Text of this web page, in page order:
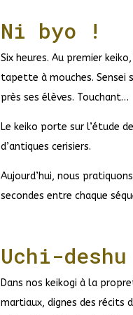
Ni byo !
Six heures. Au premier
tapette à mouches. Sensei
près ses élèves. Touchant…
Le keiko porte sur l’étude
d’antiques cerisiers.
Aujourd’hui, nous
secondes entre chaque
Uchi-
Dans nos keikogi à la
martiaux, dignes des récits